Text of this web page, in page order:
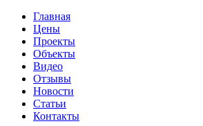
Главная
Цены
Проекты
Объекты
Видео
Отзывы
Новости
Статьи
Контакты